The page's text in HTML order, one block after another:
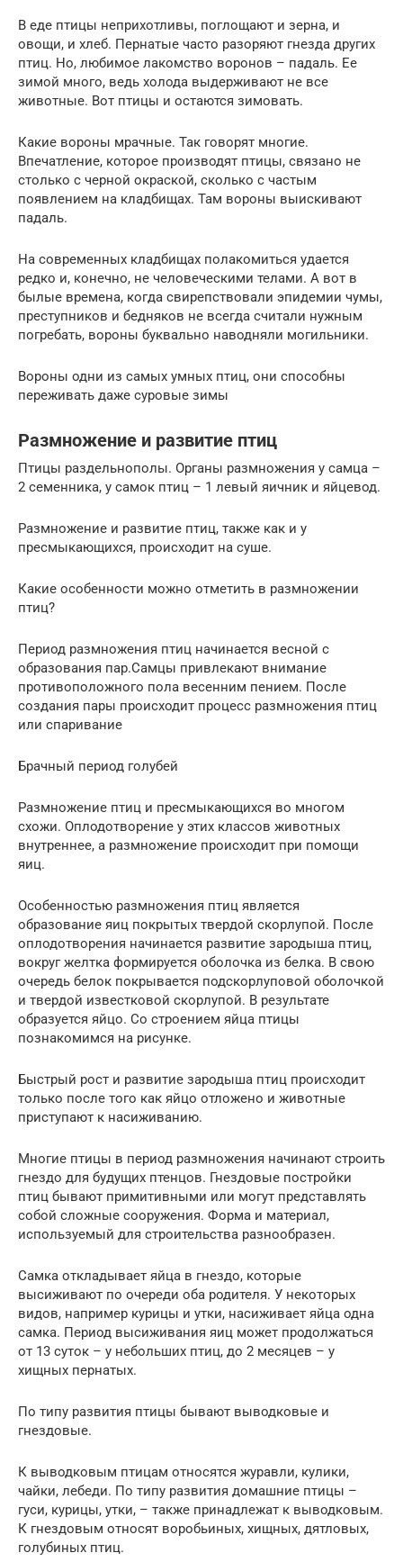
В еде птицы неприхотливы, поглощают и зерна, и
овощи, и хлеб. Пернатые часто разоряют гнезда других
птиц. Но, любимое лакомство воронов – падаль. Ее
зимой много, ведь холода выдерживают не все
животные. Вот птицы и остаются зимовать.
Какие вороны мрачные. Так говорят многие.
Впечатление, которое производят птицы, связано не
столько с черной окраской, сколько с частым
появлением на кладбищах. Там вороны выискивают
падаль.
На современных кладбищах полакомиться удается
редко и, конечно, не человеческими телами. А вот в
былые времена, когда свирепствовали эпидемии чумы,
преступников и бедняков не всегда считали нужным
погребать, вороны буквально наводняли могильники.
Вороны одни из самых умных птиц, они способны
переживать даже суровые зимы
Размножение и развитие птиц
Птицы раздельнополы. Органы размножения у самца –
2 семенника, у самок птиц – 1 левый яичник и яйцевод.
Размножение и развитие птиц, также как и у
пресмыкающихся, происходит на суше.
Какие особенности можно отметить в размножении
птиц?
Период размножения птиц начинается весной с
образования пар.Самцы привлекают внимание
противоположного пола весенним пением. После
создания пары происходит процесс размножения птиц
или спаривание
Брачный период голубей
Размножение птиц и пресмыкающихся во многом
схожи. Оплодотворение у этих классов животных
внутреннее, а размножение происходит при помощи
яиц.
Особенностью размножения птиц является
образование яиц покрытых твердой скорлупой. После
оплодотворения начинается развитие зародыша птиц,
вокруг желтка формируется оболочка из белка. В свою
очередь белок покрывается подскорлуповой оболочкой
и твердой известковой скорлупой. В результате
образуется яйцо. Со строением яйца птицы
познакомимся на рисунке.
Быстрый рост и развитие зародыша птиц происходит
только после того как яйцо отложено и животные
приступают к насиживанию.
Многие птицы в период размножения начинают строить
гнездо для будущих птенцов. Гнездовые постройки
птиц бывают примитивными или могут представлять
собой сложные сооружения. Форма и материал,
используемый для строительства разнообразен.
Самка откладывает яйца в гнездо, которые
высиживают по очереди оба родителя. У некоторых
видов, например курицы и утки, насиживает яйца одна
самка. Период высиживания яиц может продолжаться
от 13 суток – у небольших птиц, до 2 месяцев – у
хищных пернатых.
По типу развития птицы бывают выводковые и
гнездовые.
К выводковым птицам относятся журавли, кулики,
чайки, лебеди. По типу развития домашние птицы –
гуси, курицы, утки, – также принадлежат к выводковым.
К гнездовым относят воробьиных, хищных, дятловых,
голубиных птиц.